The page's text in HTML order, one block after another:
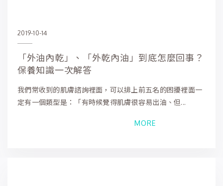
2019-10-14
「外油內乾」、「外乾內油」到底怎麼回事？
保養知識一次解答
我們常收到的肌膚諮詢裡面，可以排上前五名的困擾裡面一
定有一個類型是：「有時候覺得肌膚很容易出油、但...
MORE